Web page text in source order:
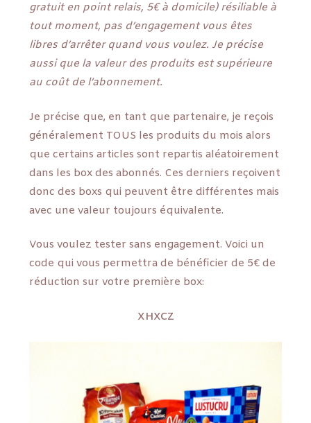
gratuit en point relais, 5€ à domicile) résiliable à
tout moment, pas d’engagement vous êtes
libres d’arrêter quand vous voulez. Je précise
aussi que la valeur des produits est supérieure
au coût de l’abonnement.
Je précise que, en tant que partenaire, je reçois
généralement TOUS les produits du mois alors
que certains articles sont repartis aléatoirement
dans les box des abonnés. Ces derniers reçoivent
donc des boxs qui peuvent être différentes mais
avec une valeur toujours équivalente.
Vous voulez tester sans engagement. Voici un
code qui vous permettra de bénéficier de 5€ de
réduction sur votre première box:
XHXCZ